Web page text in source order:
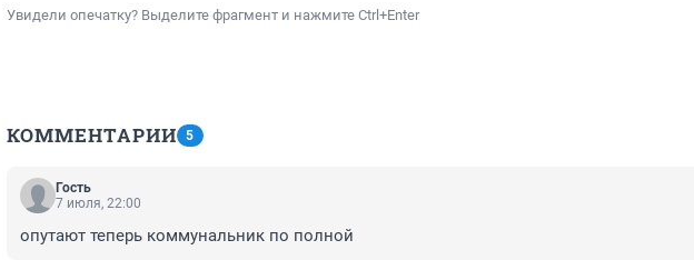
Увидели опечатку? Выделите фрагмент и нажмите Ctrl+Enter
КОММЕНТАРИИ 5
Гость
7 июля, 22:00
опутают теперь коммунальник по полной